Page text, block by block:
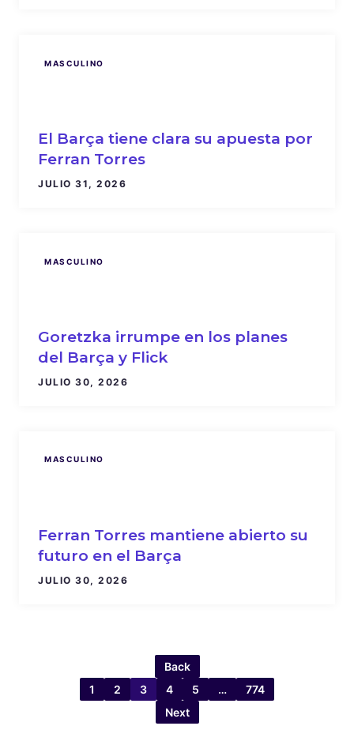
MASCULINO
El Barça tiene clara su apuesta por
Ferran Torres
JULIO 31, 2026
MASCULINO
Goretzka irrumpe en los planes
del Barça y Flick
JULIO 30, 2026
MASCULINO
Ferran Torres mantiene abierto su
futuro en el Barça
JULIO 30, 2026
Back
1
2 3 4 5 …
774
Next